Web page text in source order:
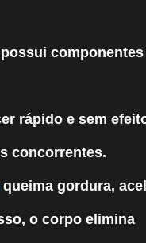
componentes
rápido e sem
concorrentes.
queima gordura,
o corpo elimina